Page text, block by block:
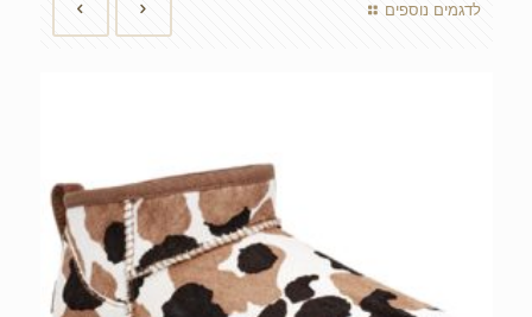
לדגמים נוספים